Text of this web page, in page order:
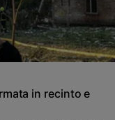
in recinto e